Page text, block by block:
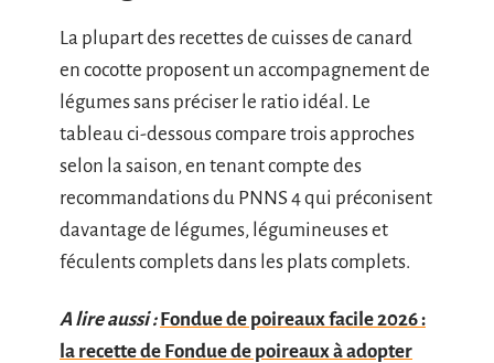
La plupart des recettes de cuisses de canard
en cocotte proposent un accompagnement de
légumes sans préciser le ratio idéal. Le
tableau ci-dessous compare trois approches
selon la saison, en tenant compte des
recommandations du PNNS 4 qui préconisent
davantage de légumes, légumineuses et
féculents complets dans les plats complets.
A lire aussi : Fondue de poireaux facile 2026 :
la recette de Fondue de poireaux à adopter